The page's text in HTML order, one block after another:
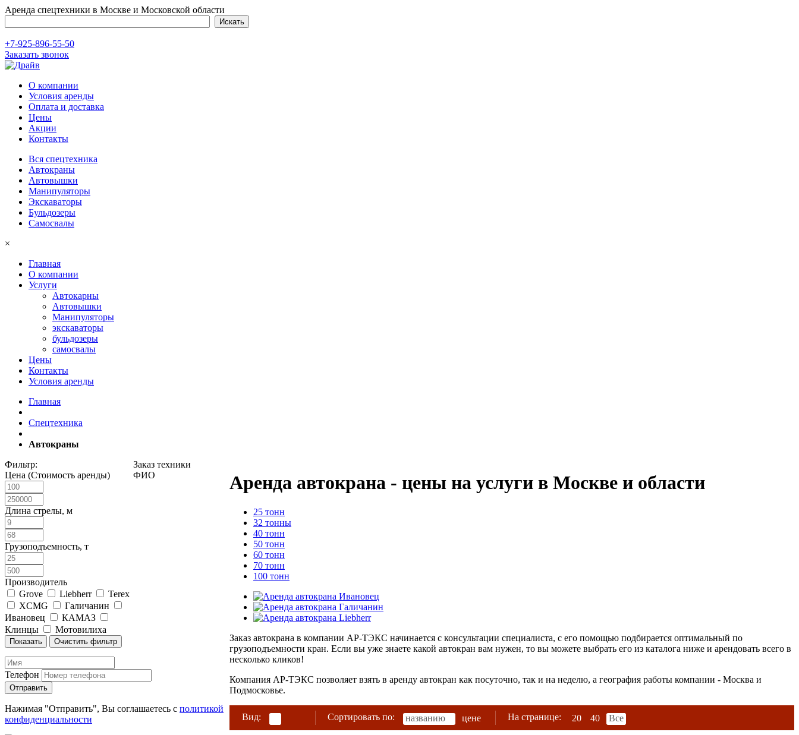
Аренда спецтехники в Москве и Московской области
+7-925-896-55-50
Заказать звонок
О компании
Условия аренды
Оплата и доставка
Цены
Акции
Контакты
Вся спецтехника
Автокраны
Автовышки
Манипуляторы
Экскаваторы
Бульдозеры
Самосвалы
×
Главная
О компании
Услуги
Автокарны
Автовышки
Манипуляторы
экскаваторы
бульдозеры
самосвалы
Цены
Контакты
Условия аренды
Главная
Спецтехника
Автокраны
Фильтр:
Цена (Стоимость аренды)
Длина стрелы, м
Грузоподъемность, т
Производитель
Grove
Liebherr
Terex
XCMG
Галичанин
Ивановец
КАМАЗ
Клинцы
Мотовилиха
Аренда автокрана - цены на услуги в Москве и области
25 тонн
32 тонны
40 тонн
50 тонн
60 тонн
70 тонн
100 тонн
Заказ автокрана в компании АР-ТЭКС начинается с консультации специалиста, с его помощью подбирается оптимальный по
грузоподъемности кран. Если вы уже знаете какой автокран вам нужен, то вы можете выбрать его из каталога ниже и арендовать всего в
несколько кликов!
Компания АР-ТЭКС позволяет взять в аренду автокран как посуточно, так и на неделю, а география работы компании - Москва и
Подмосковье.
Вид: Сортировать по: названию цене На странице: 20 40 Все
Заказ техники
ФИО
Телефон
Нажимая "Отправить", Вы соглашаетесь с политикой
конфиденциальности